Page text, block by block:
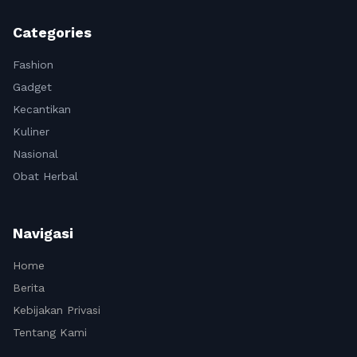
Categories
Fashion
Gadget
Kecantikan
Kuliner
Nasional
Obat Herbal
Navigasi
Home
Berita
Kebijakan Privasi
Tentang Kami